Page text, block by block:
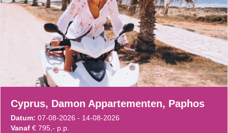
Cyprus, Damon Appartementen, Paphos
Datum: 07-08-2026 - 14-08-2026
Vanaf € 795,- p.p.